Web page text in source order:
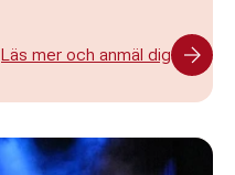
Läs mer och anmäl dig